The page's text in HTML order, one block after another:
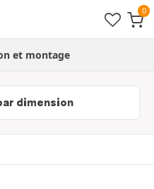
et montage
dimension